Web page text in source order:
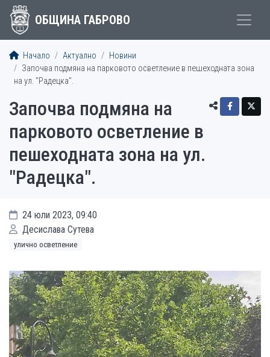
ОБЩИНА ГАБРОВО
Начало Актуално
Новини
Започва подмяна на парковото осветление в пешеходната зона
на ул. "Радецка".
Започва подмяна на
парковото осветление в
пешеходната зона на ул.
"Радецка".
24 юли 2023, 09:40
Десислава Сутева
улично осветление